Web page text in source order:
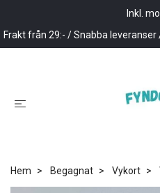
Inkl.
Frakt från 29:- / Snabba
Hem Begagnat Vykort